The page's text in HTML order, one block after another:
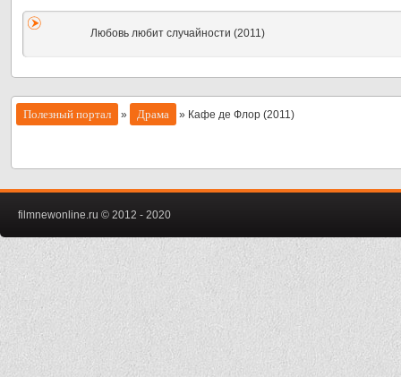
Любовь любит случайности (2011)
Полезный портал » Драма » Кафе де Флор (2011)
filmnewonline.ru © 2012 - 2020